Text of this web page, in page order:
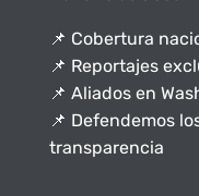
📌 Cobertura
📌 Reportajes
📌 Aliados en
📌 Defendemos
transparencia